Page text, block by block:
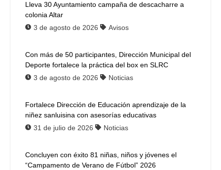
Lleva 30 Ayuntamiento campaña de descacharre a
colonia Altar
3 de agosto de 2026
Avisos
Con más de 50 participantes, Dirección Municipal del
Deporte fortalece la práctica del box en SLRC
3 de agosto de 2026
Noticias
Fortalece Dirección de Educación aprendizaje de la
niñez sanluisina con asesorías educativas
31 de julio de 2026
Noticias
Concluyen con éxito 81 niñas, niños y jóvenes el
“Campamento de Verano de Fútbol” 2026